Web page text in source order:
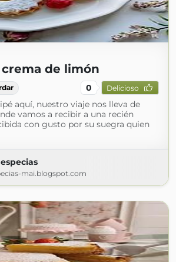
de limón
0 Delicioso
aquí, nuestro viaje nos lleva de
vamos a recibir a una recién
con gusto por su suegra quien
mai.blogspot.com